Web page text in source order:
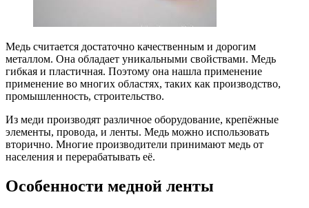
Медь считается достаточно качественным и дорогим
металлом. Она обладает уникальными свойствами. Медь
гибкая и пластичная. Поэтому она нашла применение
применение во многих областях, таких как производство,
промышленность, строительство.
Из меди производят различное оборудование, крепёжные
элементы, провода, и ленты. Медь можно использовать
вторично. Многие производители принимают медь от
населения и перерабатывать её.
Особенности медной ленты